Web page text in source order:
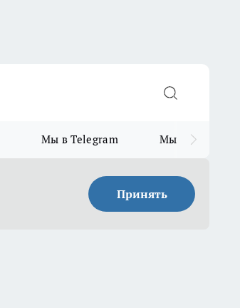
Мы в Telegram Мы в MAX
Принять